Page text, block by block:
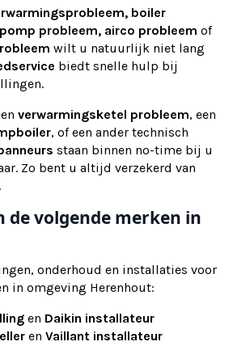
boiler
probleem, airco probleem of
wilt u natuurlijk niet lang
biedt snelle hulp bij
verwarmingsketel probleem, een
, of een ander technisch
staan binnen no-time bij u
Zo bent u altijd verzekerd van
de volgende merken in
onderhoud en installaties voor
in omgeving Herenhout:
en Daikin installateur
en Vaillant installateur